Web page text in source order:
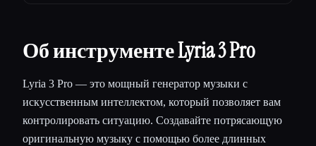
Об инструменте Lyria 3 Pro
Lyria 3 Pro — это мощный генератор музыки с
искусственным интеллектом, который позволяет вам
контролировать ситуацию. Создавайте потрясающую
оригинальную музыку с помощью более длинных